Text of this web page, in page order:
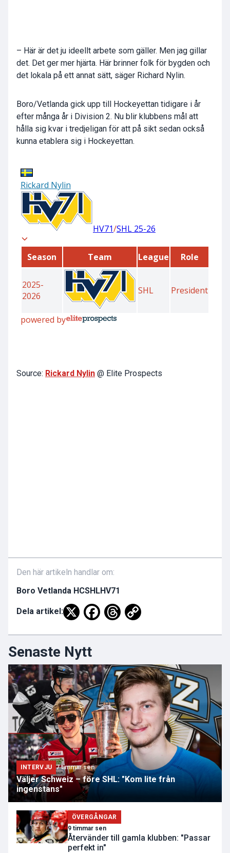
– Här är det ju ideellt arbete som gäller. Men jag gillar
det. Det ger mer hjärta. Här brinner folk för bygden och
det lokala på ett annat sätt, säger Richard Nylin.
Boro/Vetlanda gick upp till Hockeyettan tidigare i år
efter många år i Division 2. Nu blir klubbens mål att
hålla sig kvar i tredjeligan för att på sikt sedan också
kunna etablera sig i Hockeyettan.
Source: Rickard Nylin @ Elite Prospects
Den här artikeln handlar om:
Boro Vetlanda HCSHLHV71
Dela artikel:
Senaste Nytt
INTERVJU 7 timmar sen
Väljer Schweiz – före SHL: "Kom lite från
ingenstans"
ÖVERGÅNGAR
9 timmar sen
Återvänder till gamla klubben: "Passar
perfekt in"